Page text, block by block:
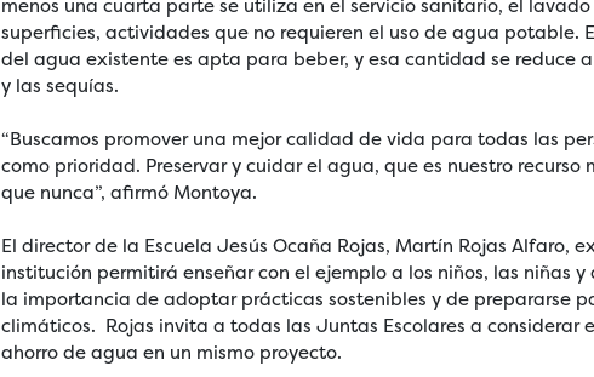
menos una cuarta parte se utiliza en el servicio sanitario, el
superficies, actividades que no requieren el uso de agua potable.
del agua existente es apta para beber, y esa cantidad se reduce
y las sequías.
“Buscamos promover una mejor calidad de vida para todas las
como prioridad. Preservar y cuidar el agua, que es nuestro
que nunca”, afirmó Montoya.
El director de la Escuela Jesús Ocaña Rojas, Martín Rojas Alfaro,
institución permitirá enseñar con el ejemplo a los niños, las niñas
la importancia de adoptar prácticas sostenibles y de prepararse
climáticos. Rojas invita a todas las Juntas Escolares a considerar
ahorro de agua en un mismo proyecto.